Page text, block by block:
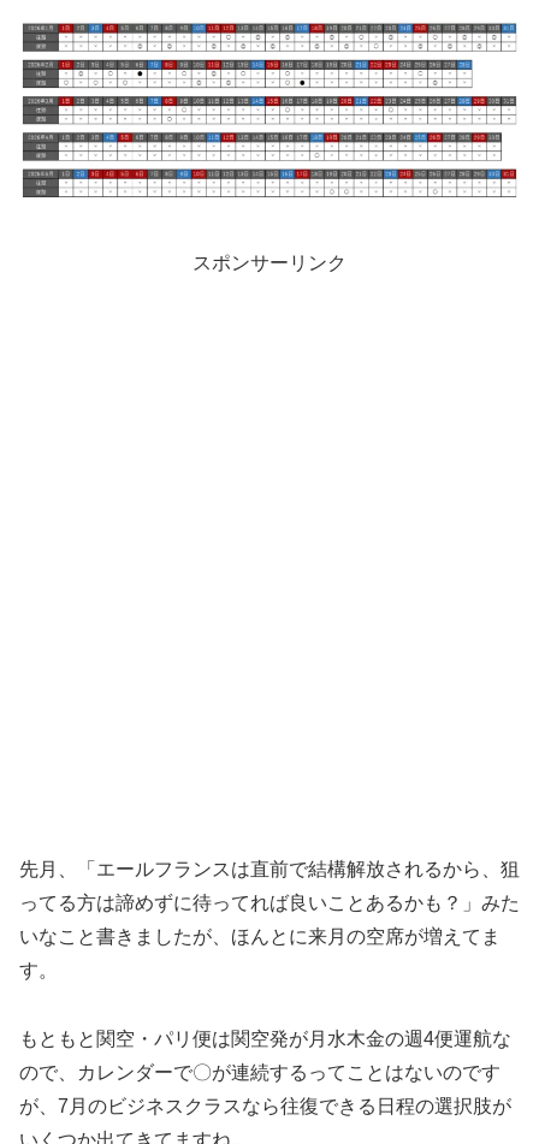
スポンサーリンク
先月、「エールフランスは直前で結構解放されるから、狙
ってる方は諦めずに待ってれば良いことあるかも？」みた
いなこと書きましたが、ほんとに来月の空席が増えてま
す。
もともと関空・パリ便は関空発が月水木金の週4便運航な
ので、カレンダーで〇が連続するってことはないのです
が、7月のビジネスクラスなら往復できる日程の選択肢が